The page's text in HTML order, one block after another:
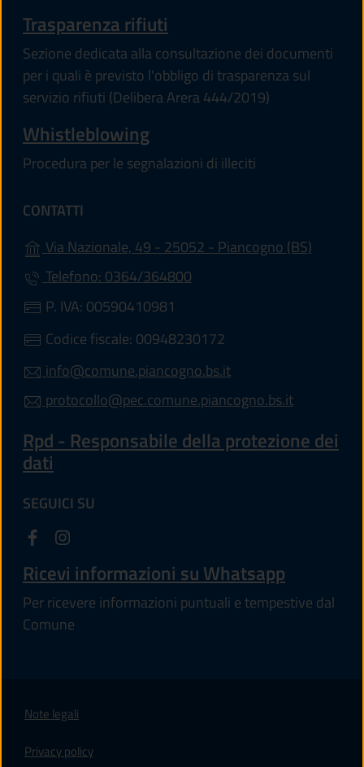
Trasparenza rifiuti
Sezione dedicata alla consultazione dei documenti
per i quali è previsto l'obbligo di trasparenza sul
servizio rifiuti (Delibera Arera 444/2019)
Whistleblowing
Procedura per le segnalazioni di illeciti
CONTATTI
Via Nazionale, 49 - 25052 - Piancogno (BS)
Telefono: 0364/364800
P. IVA: 00590410981
Codice fiscale: 00948230172
info@comune.piancogno.bs.it
protocollo@pec.comune.piancogno.bs.it
Rpd - Responsabile della protezione dei
dati
SEGUICI SU
Ricevi informazioni su Whatsapp
Per ricevere informazioni puntuali e tempestive dal
Comune
Note legali
Privacy policy